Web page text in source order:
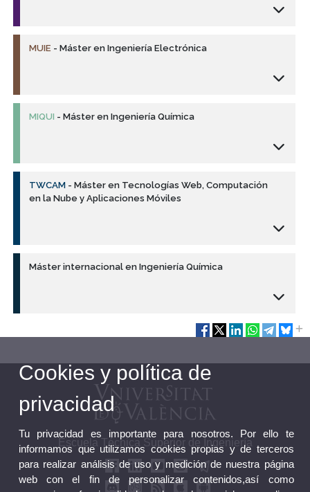
MUIE - Máster en Ingeniería Electrónica
MIQUI - Máster en Ingeniería Química
TWCAM - Máster en Tecnologías Web, Computación
en la Nube y Aplicaciones Móviles
Máster internacional en Ingeniería Química
Escuela Técnica Superior de Ingeniería
Cookies y política de
privacidad
Tu privacidad es importante para nosotros. Por ello te
informamos que utilizamos cookies propias y de terceros
para realizar análisis de uso y medición de nuestra página
web con el fin de personalizar contenidos,así como